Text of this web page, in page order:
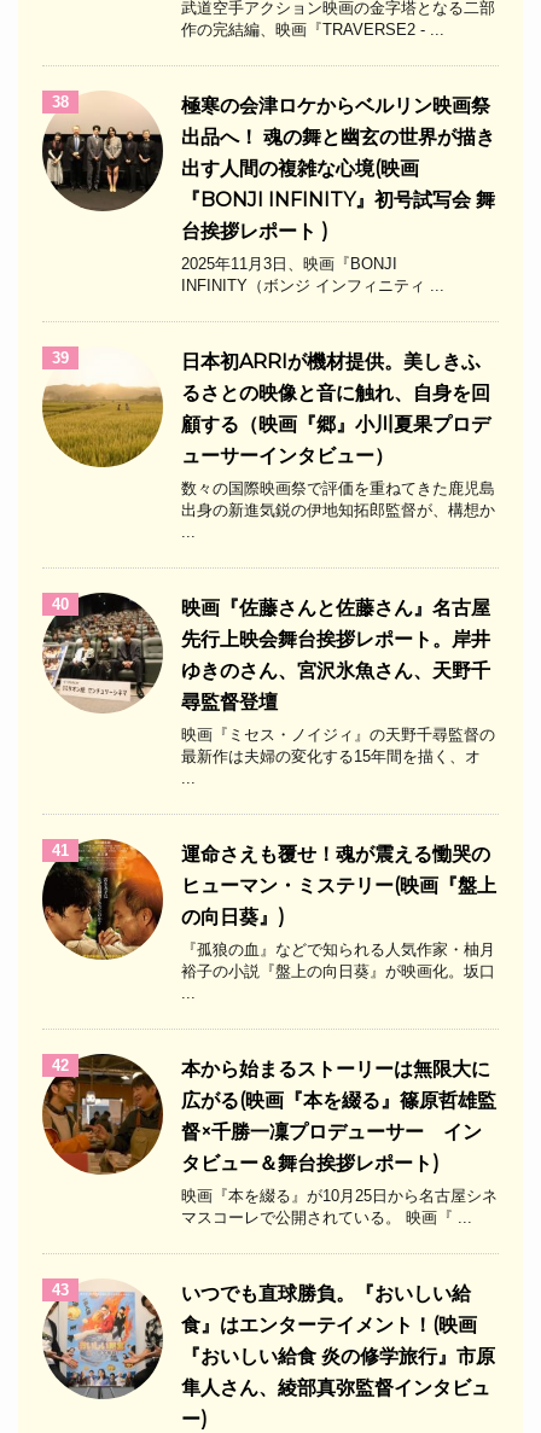
武道空手アクション映画の金字塔となる二部
作の完結編、映画『TRAVERSE2 - ...
38
極寒の会津ロケからベルリン映画祭
出品へ！ 魂の舞と幽玄の世界が描き
出す人間の複雑な心境(映画
『BONJI INFINITY』初号試写会 舞
台挨拶レポート )
2025年11月3日、映画『BONJI
INFINITY（ボンジ インフィニティ ...
39
日本初ARRIが機材提供。美しきふ
るさとの映像と音に触れ、自身を回
顧する（映画『郷』小川夏果プロデ
ューサーインタビュー）
数々の国際映画祭で評価を重ねてきた鹿児島
出身の新進気鋭の伊地知拓郎監督が、構想か
...
40
映画『佐藤さんと佐藤さん』名古屋
先行上映会舞台挨拶レポート。岸井
ゆきのさん、宮沢氷魚さん、天野千
尋監督登壇
映画『ミセス・ノイジィ』の天野千尋監督の
最新作は夫婦の変化する15年間を描く、オ
...
41
運命さえも覆せ！魂が震える慟哭の
ヒューマン・ミステリー(映画『盤上
の向日葵』)
『孤狼の血』などで知られる人気作家・柚月
裕子の小説『盤上の向日葵』が映画化。坂口
...
42
本から始まるストーリーは無限大に
広がる(映画『本を綴る』篠原哲雄監
督×千勝一凜プロデューサー イン
タビュー＆舞台挨拶レポート)
映画『本を綴る』が10月25日から名古屋シネ
マスコーレで公開されている。 映画『 ...
43
いつでも直球勝負。『おいしい給
食』はエンターテイメント！(映画
『おいしい給食 炎の修学旅行』市原
隼人さん、綾部真弥監督インタビュ
ー)